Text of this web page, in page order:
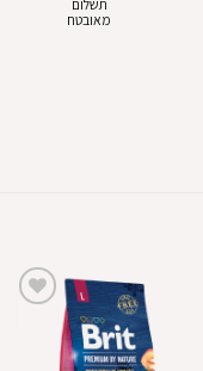
תשלום
מאובטח